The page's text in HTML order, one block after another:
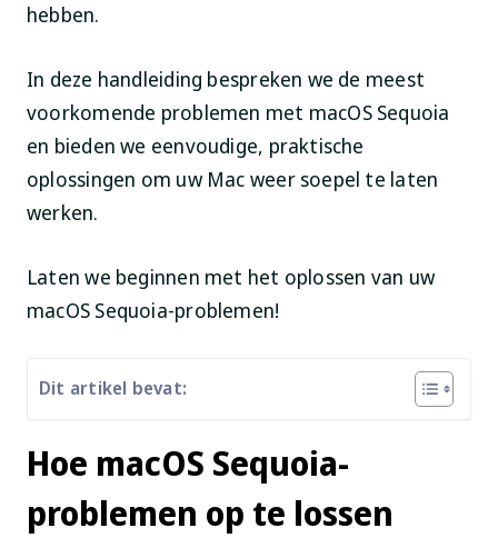
hebben.
In deze handleiding bespreken we de meest
voorkomende problemen met macOS Sequoia
en bieden we eenvoudige, praktische
oplossingen om uw Mac weer soepel te laten
werken.
Laten we beginnen met het oplossen van uw
macOS Sequoia-problemen!
Dit artikel bevat:
Hoe macOS Sequoia-
problemen op te lossen